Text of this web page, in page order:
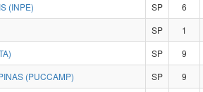
(INPE) SP 6
SP 1
SP 9
(PUCCAMP)
SP 9